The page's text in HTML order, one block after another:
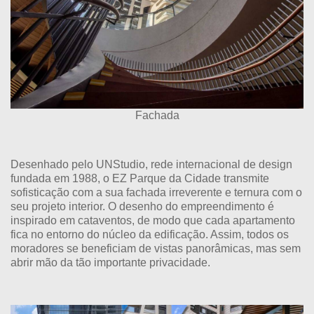
Fachada
Desenhado pelo UNStudio, rede internacional de design
fundada em 1988, o EZ Parque da Cidade transmite
sofisticação com a sua fachada irreverente e ternura com o
seu projeto interior. O desenho do empreendimento é
inspirado em cataventos, de modo que cada apartamento
fica no entorno do núcleo da edificação. Assim, todos os
moradores se beneficiam de vistas panorâmicas, mas sem
abrir mão da tão importante privacidade.